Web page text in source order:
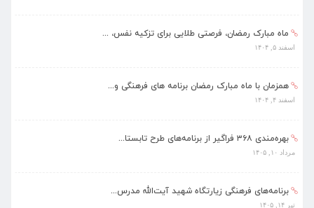
ماه مبارک رمضان، فرصتی طلایی برای تزکیه نفس، ...
اسفند ۵, ۱۴۰۴
همزمان با ماه مبارک رمضان برنامه های فرهنگی و...
اسفند ۴, ۱۴۰۴
بهره‌مندی ۳۶۸ فراگیر از برنامه‌های طرح تابستا...
مرداد ۱۰, ۱۴۰۵
برنامه‌های فرهنگی زیارتگاه شهید آیت‌الله مدرس...
تیر ۱۴, ۱۴۰۵